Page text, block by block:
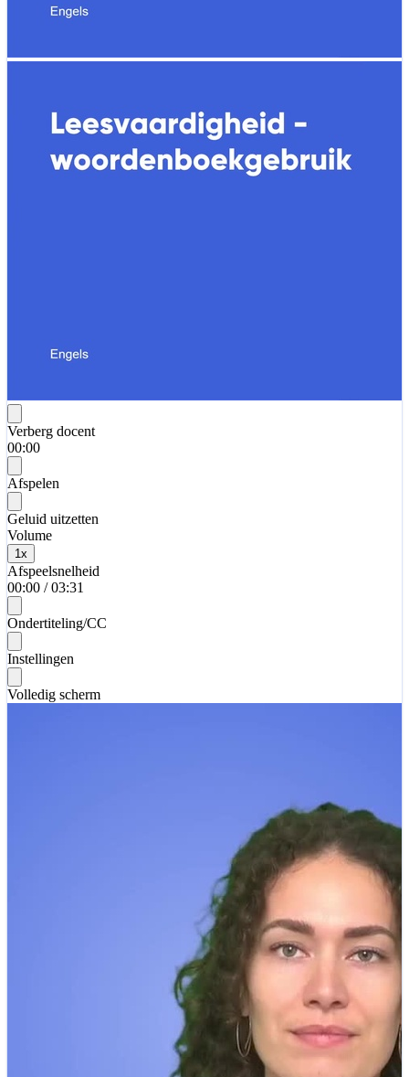
Verberg docent
00:00
Afspelen
Geluid uitzetten
Volume
1 x
Afspeelsnelheid
00:00 / 03:31
Ondertiteling/CC
Instellingen
Volledig scherm